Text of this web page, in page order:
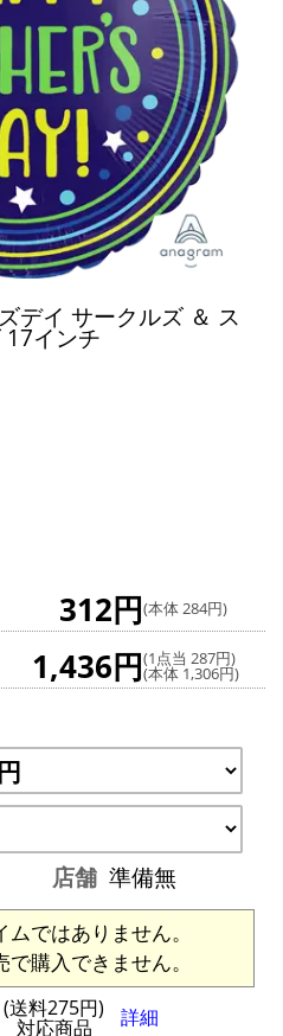
デイ サークルズ ＆ ス
17インチ
312円(本体 284円)
1,436円(1点当 287円)
(本体 1,306円)
店舗 準備無
ではありません。
購入できません。
(送料275円)
対応商品 詳細